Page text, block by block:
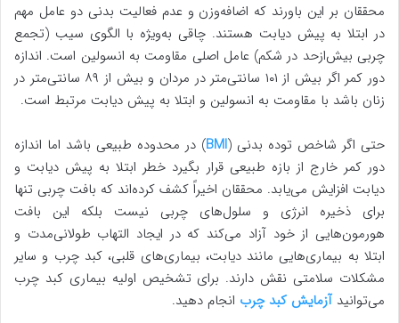
محققان بر این باورند که اضافه‌وزن و عدم فعالیت بدنی دو عامل مهم
در ابتلا به پیش دیابت هستند. چاقی به‌ویژه با الگوی سیب (تجمع
چربی بیش‌ازحد در شکم) عامل اصلی مقاومت به انسولین است. اندازه
دور کمر اگر بیش از ۱۰۱ سانتی‌متر در مردان و بیش از ۸۹ سانتی‌متر در
زنان باشد با مقاومت به انسولین و ابتلا به پیش دیابت مرتبط است.
حتی اگر شاخص توده بدنی (BMI) در محدوده طبیعی باشد اما اندازه
دور کمر خارج از بازه طبیعی قرار بگیرد خطر ابتلا به پیش دیابت و
دیابت افزایش می‌یابد. محققان اخیراً کشف کرده‌اند که بافت چربی تنها
برای ذخیره انرژی و سلول‌های چربی نیست بلکه این بافت
هورمون‌هایی از خود آزاد می‌کند که در ایجاد التهاب طولانی‌مدت و
ابتلا به بیماری‌هایی مانند دیابت، بیماری‌های قلبی، کبد چرب و سایر
مشکلات سلامتی نقش دارند. برای تشخیص اولیه بیماری کبد چرب
می‌توانیدآزمایش کبد چرب انجام دهید.